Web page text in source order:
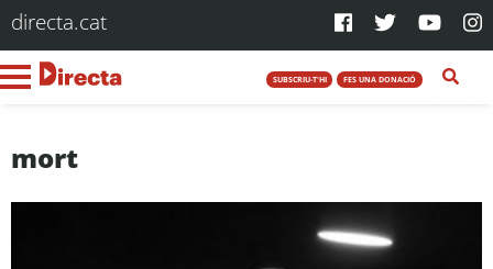
directa.cat
SUBSCRIU-T'HI FES UNA DONACIÓ
mort